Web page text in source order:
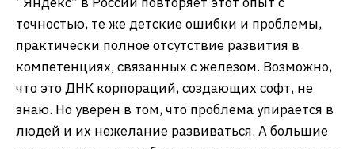
точностью, те же детские ошибки и проблемы,
практически полное отсутствие развития в
компетенциях, связанных с железом. Возможно,
что это ДНК корпораций, создающих софт, не
знаю. Но уверен в том, что проблема упирается в
людей и их нежелание развиваться. А большие